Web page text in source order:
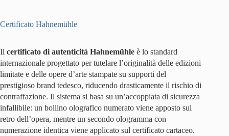
Certificato Hahnemühle
Il certificato di autenticità Hahnemühle è lo standard
internazionale progettato per tutelare l’originalità delle edizioni
limitate e delle opere d’arte stampate su supporti del
prestigioso brand tedesco, riducendo drasticamente il rischio di
contraffazione. Il sistema si basa su un’accoppiata di sicurezza
infallibile: un bollino olografico numerato viene apposto sul
retro dell’opera, mentre un secondo ologramma con
numerazione identica viene applicato sul certificato cartaceo.